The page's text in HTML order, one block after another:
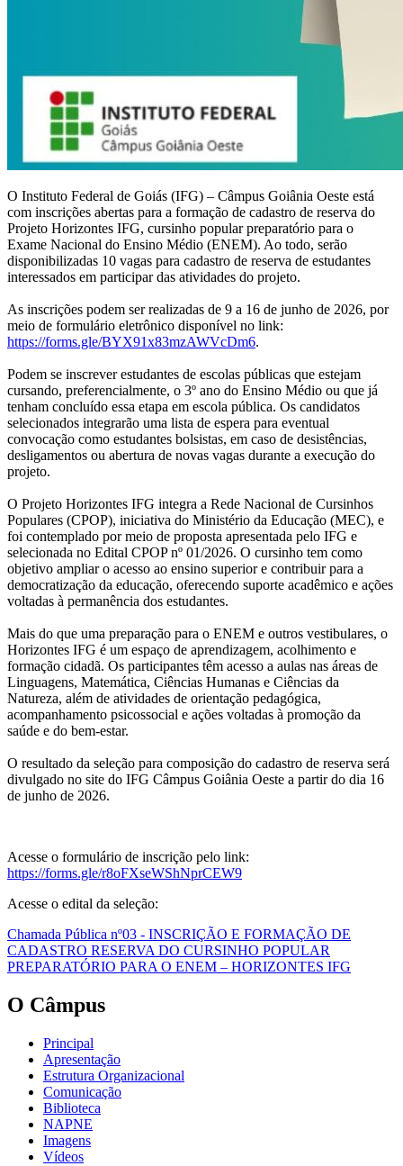
O Instituto Federal de Goiás (IFG) – Câmpus Goiânia Oeste está
com inscrições abertas para a formação de cadastro de reserva do
Projeto Horizontes IFG, cursinho popular preparatório para o
Exame Nacional do Ensino Médio (ENEM). Ao todo, serão
disponibilizadas 10 vagas para cadastro de reserva de estudantes
interessados em participar das atividades do projeto.
As inscrições podem ser realizadas de 9 a 16 de junho de 2026, por
meio de formulário eletrônico disponível no link:
https://forms.gle/BYX91x83mzAWVcDm6.
Podem se inscrever estudantes de escolas públicas que estejam
cursando, preferencialmente, o 3º ano do Ensino Médio ou que já
tenham concluído essa etapa em escola pública. Os candidatos
selecionados integrarão uma lista de espera para eventual
convocação como estudantes bolsistas, em caso de desistências,
desligamentos ou abertura de novas vagas durante a execução do
projeto.
O Projeto Horizontes IFG integra a Rede Nacional de Cursinhos
Populares (CPOP), iniciativa do Ministério da Educação (MEC), e
foi contemplado por meio de proposta apresentada pelo IFG e
selecionada no Edital CPOP nº 01/2026. O cursinho tem como
objetivo ampliar o acesso ao ensino superior e contribuir para a
democratização da educação, oferecendo suporte acadêmico e ações
voltadas à permanência dos estudantes.
Mais do que uma preparação para o ENEM e outros vestibulares, o
Horizontes IFG é um espaço de aprendizagem, acolhimento e
formação cidadã. Os participantes têm acesso a aulas nas áreas de
Linguagens, Matemática, Ciências Humanas e Ciências da
Natureza, além de atividades de orientação pedagógica,
acompanhamento psicossocial e ações voltadas à promoção da
saúde e do bem-estar.
O resultado da seleção para composição do cadastro de reserva será
divulgado no site do IFG Câmpus Goiânia Oeste a partir do dia 16
de junho de 2026.
Acesse o formulário de inscrição pelo link:
https://forms.gle/r8oFXseWShNprCEW9
Acesse o edital da seleção:
Chamada Pública nº03 - INSCRIÇÃO E FORMAÇÃO DE
CADASTRO RESERVA DO CURSINHO POPULAR
PREPARATÓRIO PARA O ENEM – HORIZONTES IFG
O Câmpus
Principal
Apresentação
Estrutura Organizacional
Comunicação
Biblioteca
NAPNE
Imagens
Vídeos